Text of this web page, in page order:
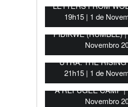
LETTERS FROM
19h15 | 1 de
PIDIKWE (RUMBLE)
Novembro
UÝRA: THE
21h15 | 1 de
THE BUILDING AND
A REFUGEE CAMP |
Novembro